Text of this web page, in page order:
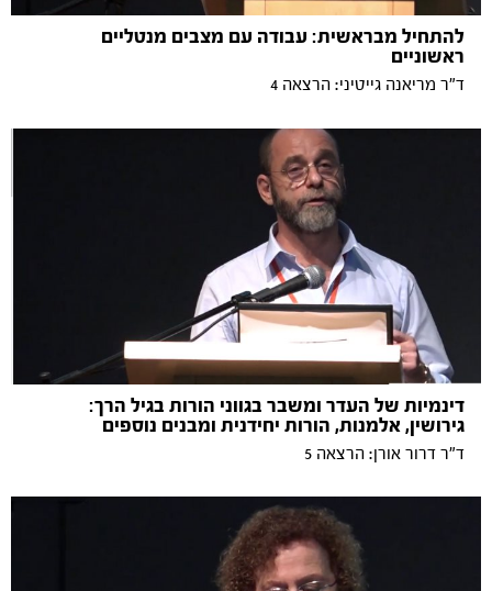
להתחיל מבראשית: עבודה עם מצבים מנטליים
ראשוניים
ד"ר מריאנה גייטיני: הרצאה 4
דינמיות של העדר ומשבר בגווני הורות בגיל הרך:
גירושין, אלמנות, הורות יחידנית ומבנים נוספים
ד"ר דרור אורן: הרצאה 5